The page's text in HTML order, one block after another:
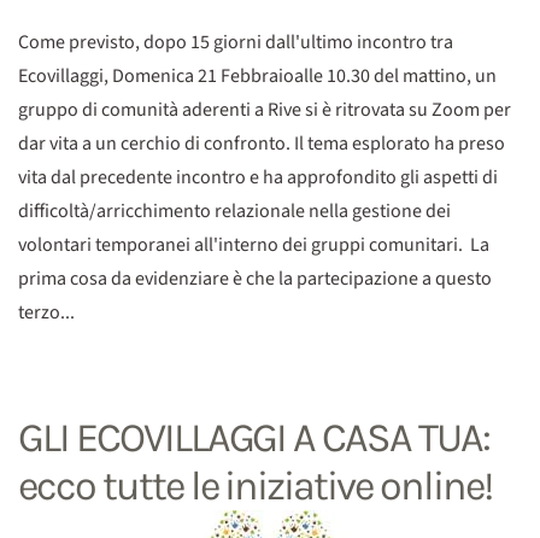
Come previsto, dopo 15 giorni dall'ultimo incontro tra
Ecovillaggi, Domenica 21 Febbraioalle 10.30 del mattino, un
gruppo di comunità aderenti a Rive si è ritrovata su Zoom per
dar vita a un cerchio di confronto. Il tema esplorato ha preso
vita dal precedente incontro e ha approfondito gli aspetti di
difficoltà/arricchimento relazionale nella gestione dei
volontari temporanei all'interno dei gruppi comunitari. La
prima cosa da evidenziare è che la partecipazione a questo
terzo...
GLI ECOVILLAGGI A CASA TUA:
ecco tutte le iniziative online!